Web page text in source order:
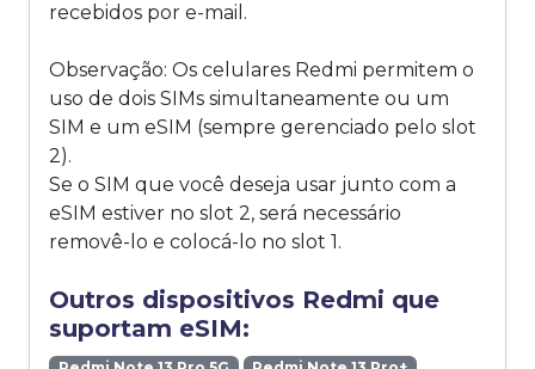
recebidos por e-mail.
Observação: Os celulares Redmi permitem o
uso de dois SIMs simultaneamente ou um
SIM e um eSIM (sempre gerenciado pelo slot
2).
Se o SIM que você deseja usar junto com a
eSIM estiver no slot 2, será necessário
removê-lo e colocá-lo no slot 1.
Outros dispositivos Redmi que
suportam eSIM: